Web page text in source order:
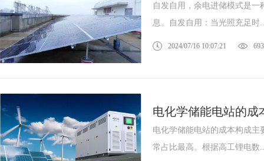
自发自用，余电进储模式是
息。自发自用：当光照充足时
2024/07/16 10:07:21
电化学储能电站的成
电化学储能电站的成本构成
常占比最高。根据高工锂电数